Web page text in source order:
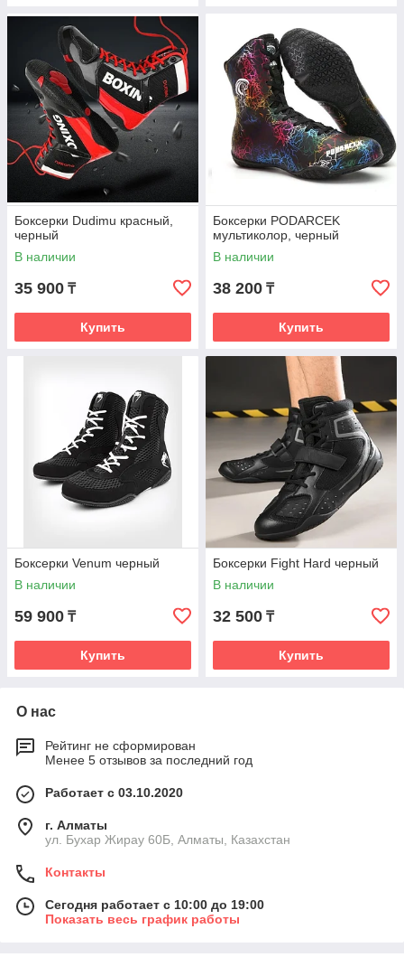
Боксерки Dudimu красный,
черный
В наличии
35 900 ₸
Купить
Боксерки PODARCEK
мультиколор, черный
В наличии
38 200 ₸
Купить
Боксерки Venum черный
В наличии
59 900 ₸
Купить
Боксерки Fight Hard черный
В наличии
32 500 ₸
Купить
О нас
Рейтинг не сформирован
Менее 5 отзывов за последний год
Работает с 03.10.2020
г. Алматы
ул. Бухар Жирау 60Б, Алматы, Казахстан
Контакты
Сегодня работает с 10:00 до 19:00
Показать весь график работы